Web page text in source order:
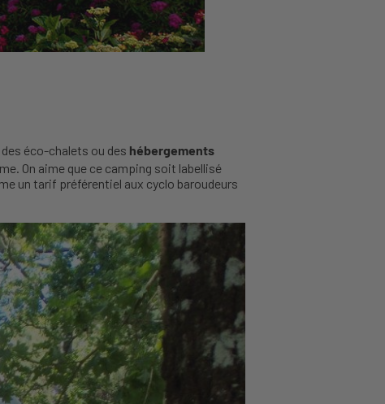
éco-chalets ou des hébergements
On aime que ce camping soit labellisé
un tarif préférentiel aux cyclo baroudeurs